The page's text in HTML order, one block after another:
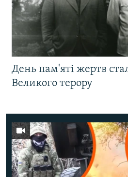
День пам'яті жертв
Великого терору